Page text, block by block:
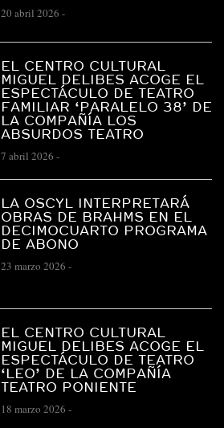
20 abril 2026 -
EL CENTRO CULTURAL
MIGUEL DELIBES ACOGE EL
ESPECTÁCULO DE TEATRO
FAMILIAR ‘PARALELO 38’ DE
LA COMPAÑÍA LOS
ABSURDOS TEATRO
7 abril 2026 -
LA OSCYL INTERPRETARÁ
OBRAS DE BRAHMS EN EL
DECIMOCUARTO PROGRAMA
DE ABONO
23 marzo 2026 -
EL CENTRO CULTURAL
MIGUEL DELIBES ACOGE EL
ESPECTÁCULO DE TEATRO
‘LEO’ DE LA COMPAÑÍA
TEATRO PONIENTE
18 marzo 2026 -